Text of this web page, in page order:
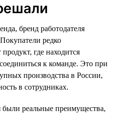
бренд работодателя
редко
где находится
к команде. Это при
производства в России,
в сотрудниках.
были реальные преимущества,